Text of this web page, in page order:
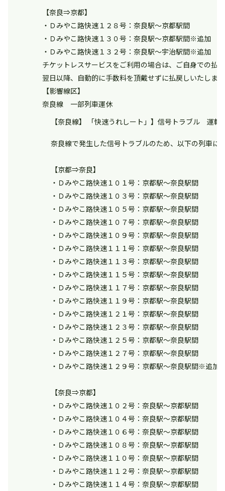
【奈良⇒京都】
・Ｄみやこ路快速１２８号：奈良駅～京都駅間
・Ｄみやこ路快速１３０号：奈良駅～京都駅間※追加
・Ｄみやこ路快速１３２号：奈良駅～宇治駅間※追加
チケットレスサービスをご利用の場合は、ご自身での払
翌日以降、自動的に手数料を頂戴せずに払戻しいたしま
【影響線区】
奈良線 一部列車運休
【奈良線】 「快速うれしート」】信号トラブル 運
奈良線で発生した信号トラブルのため、以下の列車に
【京都⇒奈良】
・Ｄみやこ路快速１０１号：京都駅～奈良駅間
・Ｄみやこ路快速１０３号：京都駅～奈良駅間
・Ｄみやこ路快速１０５号：京都駅～奈良駅間
・Ｄみやこ路快速１０７号：京都駅～奈良駅間
・Ｄみやこ路快速１０９号：京都駅～奈良駅間
・Ｄみやこ路快速１１１号：京都駅～奈良駅間
・Ｄみやこ路快速１１３号：京都駅～奈良駅間
・Ｄみやこ路快速１１５号：京都駅～奈良駅間
・Ｄみやこ路快速１１７号：京都駅～奈良駅間
・Ｄみやこ路快速１１９号：京都駅～奈良駅間
・Ｄみやこ路快速１２１号：京都駅～奈良駅間
・Ｄみやこ路快速１２３号：京都駅～奈良駅間
・Ｄみやこ路快速１２５号：京都駅～奈良駅間
・Ｄみやこ路快速１２７号：京都駅～奈良駅間
・Ｄみやこ路快速１２９号：京都駅～奈良駅間※追加
【奈良⇒京都】
・Ｄみやこ路快速１０２号：奈良駅～京都駅間
・Ｄみやこ路快速１０４号：奈良駅～京都駅間
・Ｄみやこ路快速１０６号：奈良駅～京都駅間
・Ｄみやこ路快速１０８号：奈良駅～京都駅間
・Ｄみやこ路快速１１０号：奈良駅～京都駅間
・Ｄみやこ路快速１１２号：奈良駅～京都駅間
・Ｄみやこ路快速１１４号：奈良駅～京都駅間